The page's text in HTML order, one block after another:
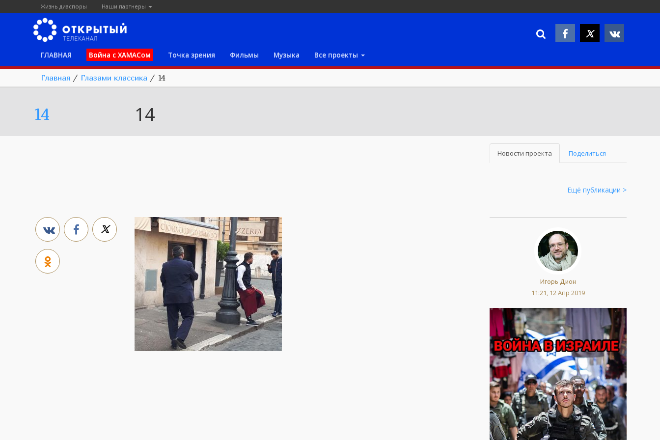
Жизнь диаспоры Наши партнеры
ГЛАВНАЯ Война с ХАМАСом Точка зрения Фильмы Музыка Все проекты
Главная / Глазами классика / 14
14 14
Новости проекта Поделиться
Ещё публикации >
Игорь Дион
11:21, 12 Апр 2019